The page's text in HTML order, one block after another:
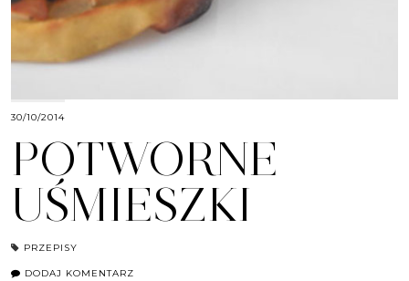
30/10/2014
POTWORNE
UŚMIESZKI
PRZEPISY
DODAJ KOMENTARZ